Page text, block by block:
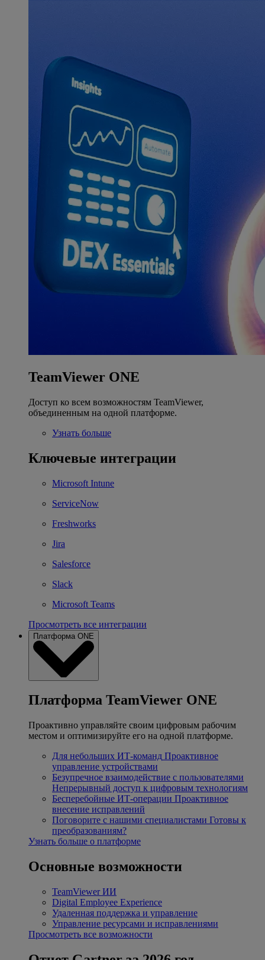
TeamViewer ONE
Доступ ко всем возможностям TeamViewer,
объединенным на одной платформе.
Узнать больше
Ключевые интеграции
Microsoft Intune
ServiceNow
Freshworks
Jira
Salesforce
Slack
Microsoft Teams
Просмотреть все интеграции
Платформа ONE
Платформа TeamViewer ONE
Проактивно управляйте своим цифровым рабочим
местом и оптимизируйте его на одной платформе.
Для небольших ИТ-команд Проактивное
управление устройствами
Безупречное взаимодействие с пользователями
Непрерывный доступ к цифровым технологиям
Бесперебойные ИТ-операции Проактивное
внесение исправлений
Поговорите с нашими специалистами Готовы к
преобразованиям?
Узнать больше о платформе
Основные возможности
TeamViewer ИИ
Digital Employee Experience
Удаленная поддержка и управление
Управление ресурсами и исправлениями
Просмотреть все возможности